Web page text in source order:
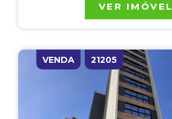
VER IMÓVEL
VENDA 21205